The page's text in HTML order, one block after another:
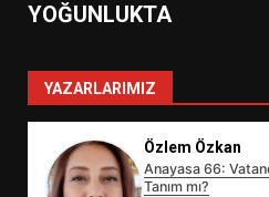
YOĞUNLUKTA
YAZARLARIMIZ
Özlem Özkan
Anayasa 66:
Tanım mı?